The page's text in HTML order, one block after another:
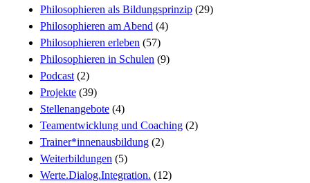
Philosophieren als Bildungsprinzip (29)
Philosophieren am Abend (4)
Philosophieren erleben (57)
Philosophieren in Schulen (9)
Podcast(2)
Projekte (39)
Stellenangebote (4)
Teamentwicklung und Coaching (2)
Trainer*innenausbildung (2)
Weiterbildungen (5)
Werte.Dialog.Integration. (12)